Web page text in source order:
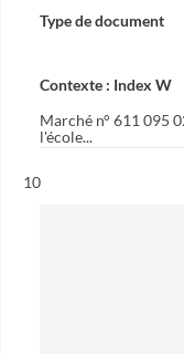
Type de document
Contexte : Index W
Marché n° 611 095
l'école...
Résultat n°
10